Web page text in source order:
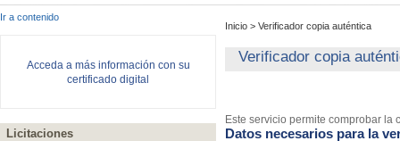
Ir a contenido
Acceda a más información con su
certificado digital
Licitaciones
Inicio > Verificador copia auténtica
Verificador copia
Este servicio permite comprobar
Datos necesarios para la